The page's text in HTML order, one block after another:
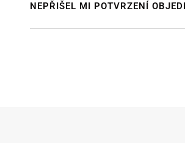
NEPŘIŠEL MI POTVRZENÍ